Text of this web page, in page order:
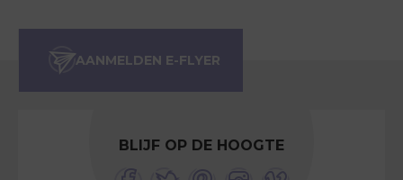
BLIJF OP DE HOOGTE